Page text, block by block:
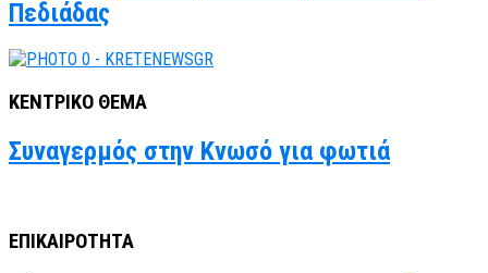
Πεδιάδας
ΚΕΝΤΡΙΚΟ ΘΕΜΑ
Συναγερμός στην Κνωσό για φωτιά
ΕΠΙΚΑΙΡΟΤΗΤΑ